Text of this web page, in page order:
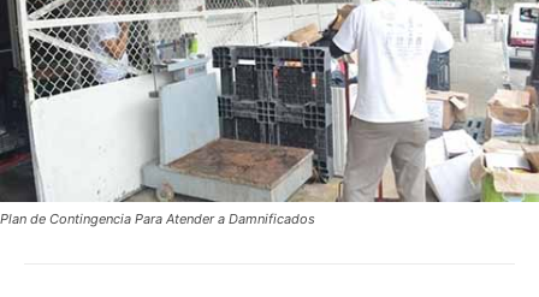
Plan de Contingencia Para Atender a Damnificados